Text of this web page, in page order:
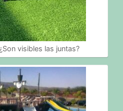
visibles las juntas?